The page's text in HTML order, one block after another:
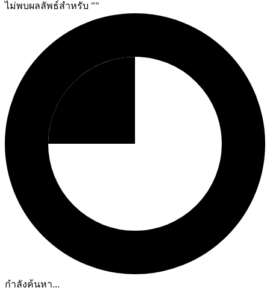
ไม่พบผลลัพธ์สำหรับ ""
กำลังค้นหา...